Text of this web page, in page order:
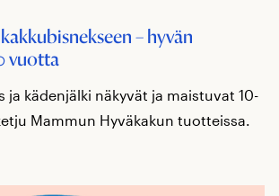
– hyvän
vuotta
ja kädenjälki näkyvät ja maistuvat 10-
Mammun Hyväkakun tuotteissa.